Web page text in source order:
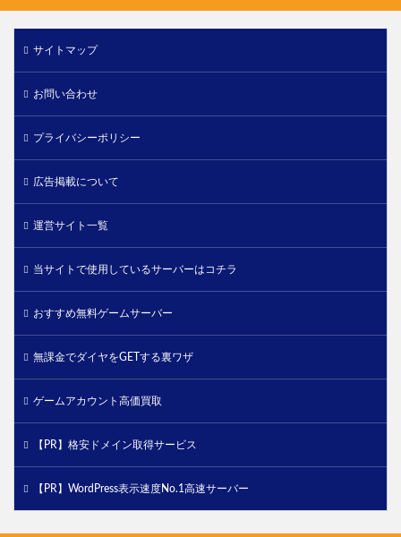
サイトマップ
お問い合わせ
プライバシーポリシー
広告掲載について
運営サイト一覧
当サイトで使用しているサーバーはコチラ
おすすめ無料ゲームサーバー
無課金でダイヤをGETする裏ワザ
ゲームアカウント高価買取
【PR】格安ドメイン取得サービス
【PR】WordPress表示速度No.1高速サーバー